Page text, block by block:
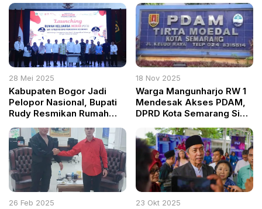
28 Mei 2025
Kabupaten Bogor Jadi
Pelopor Nasional, Bupati
Rudy Resmikan Rumah
Inovasi Perlindungan
Keluarga Pertama di
Indonesia
18 Nov 2025
Warga Mangunharjo RW 1
Mendesak Akses PDAM,
DPRD Kota Semarang Siap
Pengajuan
26 Feb 2025 23 Okt 2025